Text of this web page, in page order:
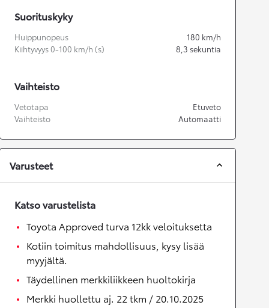
Suorituskyky
Huippunopeus 180 km/h
Kiihtyvyys 0-100 km/h (s)
8,3 sekuntia
Vaihteisto
Vetotapa
Etuveto
Vaihteisto
Automaatti
Varusteet
Katso varustelista
Toyota Approved turva 12kk veloituksetta
Kotiin toimitus mahdollisuus, kysy lisää
myyjältä.
Täydellinen merkkiliikkeen huoltokirja
Merkki huollettu aj. 22 tkm / 20.10.2025